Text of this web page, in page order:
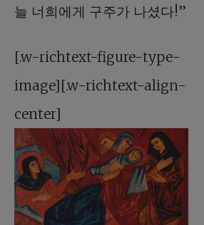
늘 너희에게 구주가 나셨다!”
[.w-richtext-figure-type-
image][.w-richtext-align-
center]